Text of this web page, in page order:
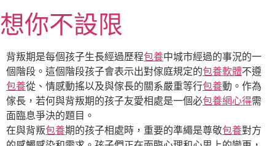
至
主
要
內
容
想你不設限
背叛期是每個孩子生長經過歷程包養中城市經過的事況的一
個階段。這個階段孩子會表示出對傢庭規定的包養軟體不遵
包養從、情感動搖以及與傢長的關系嚴重等行包養動。作為
傢長，若何與背叛期的孩子友愛相處是一個必包養網心得需
面臨息爭決的題目。
在與背叛包養期的孩子相處時，重要的準繩是尊敬包養對方